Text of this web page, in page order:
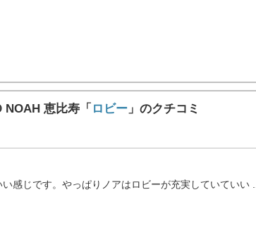
NOAH 恵比寿「 ロビー 」のクチコミ
感じです。やっぱりノアはロビーが充実していていい ...